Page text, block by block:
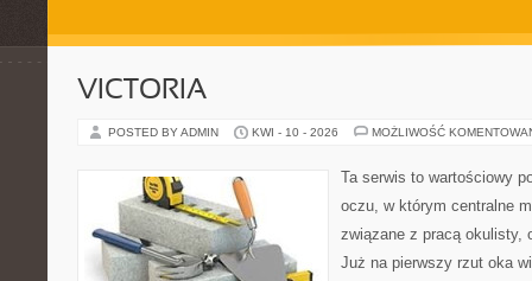
VICTORIA
POSTED BY ADMIN KWI - 10 - 2026 MOŻLIWOŚĆ
Ta serwis to wartościowy
oczu, w którym centralne
związane z pracą okulisty,
Już na pierwszy rzut oka